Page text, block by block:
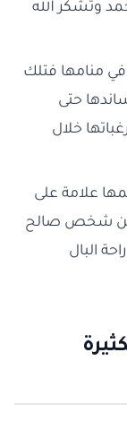
وتشكر الله
في منامها فتلك
حتى
خلال
علامة على
من شخص صالح
البال